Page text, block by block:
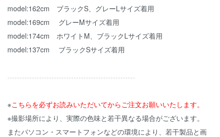
model:162cm ブラックS、グレーLサイズ着用
model:169cm グレーMサイズ着用
model:174cm ホワイトM、ブラックLサイズ着用
model:137cm ブラックSサイズ着用
----------------------------------------------------
※こちらを必ずお読みいただいてからご注文お願いいたします。
※撮影場所により、実際の色味と若干異なる場合がございます。
またパソコン・スマートフォンなどの環境により、若干製品と画